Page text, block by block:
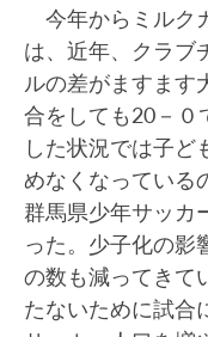
今年からミルク
は、近年、クラブ
ルの差がますます
合をしても20－０
した状況では子ど
めなくなっている
群馬県少年サッカ
った。少子化の影
の数も減ってきて
たないために試合